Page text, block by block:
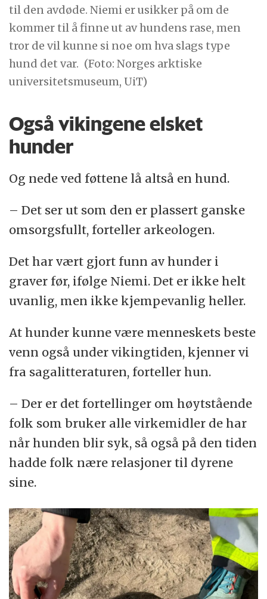
til den avdøde. Niemi er usikker på om de
kommer til å finne ut av hundens rase, men
tror de vil kunne si noe om hva slags type
hund det var. (Foto: Norges arktiske
universitetsmuseum, UiT)
Også vikingene elsket
hunder
Og nede ved føttene lå altså en hund.
– Det ser ut som den er plassert ganske
omsorgsfullt, forteller arkeologen.
Det har vært gjort funn av hunder i
graver før, ifølge Niemi. Det er ikke helt
uvanlig, men ikke kjempevanlig heller.
At hunder kunne være menneskets beste
venn også under vikingtiden, kjenner vi
fra sagalitteraturen, forteller hun.
– Der er det fortellinger om høytstående
folk som bruker alle virkemidler de har
når hunden blir syk, så også på den tiden
hadde folk nære relasjoner til dyrene
sine.